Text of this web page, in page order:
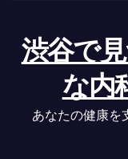
渋谷で
な内
あなたの健康を